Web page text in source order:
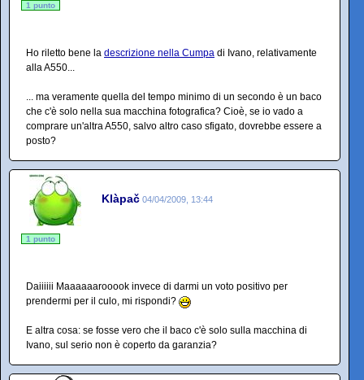
1 punto
Ho riletto bene la descrizione nella Cumpa di Ivano, relativamente
alla A550...
... ma veramente quella del tempo minimo di un secondo è un baco
che c'è solo nella sua macchina fotografica? Cioè, se io vado a
comprare un'altra A550, salvo altro caso sfigato, dovrebbe essere a
posto?
Klàpač 04/04/2009, 13:44
1 punto
Daiiiiii Maaaaaarooook invece di darmi un voto positivo per
prendermi per il culo, mi rispondi?
E altra cosa: se fosse vero che il baco c'è solo sulla macchina di
Ivano, sul serio non è coperto da garanzia?